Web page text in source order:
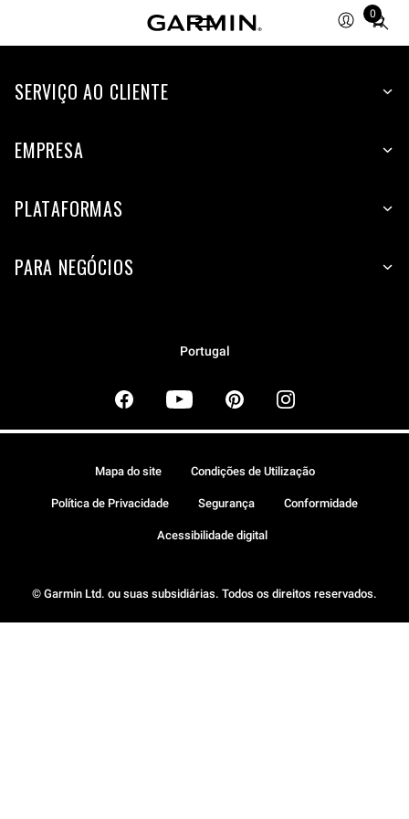
0
Total
items
cart:
SERVIÇO AO CLIENTE
EMPRESA
PLATAFORMAS
PARA NEGÓCIOS
Portugal
© Garmin Ltd. ou suas subsidiárias. Todos os direitos reservados.
Mapa do site Condições de Utilização
Política de Privacidade Segurança Conformidade
Acessibilidade digital